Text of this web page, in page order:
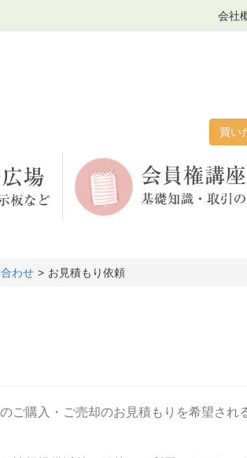
会社
買い
わせ お見積もり依頼
ご購入・ご売却のお見積もりを希望さ